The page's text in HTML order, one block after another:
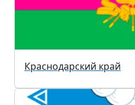
Краснодарский край